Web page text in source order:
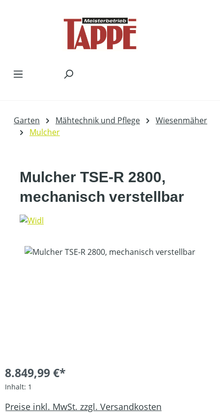
Garten Mähtechnik und Pflege
Wiesenmäher
Mulcher
Mulcher TSE-R 2800,
mechanisch verstellbar
Bildergalerie überspringen
8.849,99 €*
Inhalt: 1
Preise inkl. MwSt. zzgl. Versandkosten